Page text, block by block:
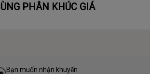
PHÂN KHÚC GIÁ
Bạn muốn nhận khuyến